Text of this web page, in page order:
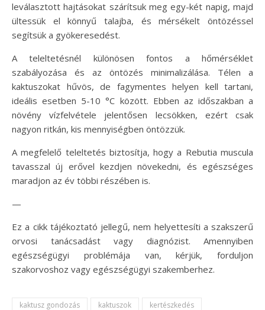
leválasztott hajtásokat szárítsuk meg egy-két napig, majd
ültessük el könnyű talajba, és mérsékelt öntözéssel
segítsük a gyökeresedést.
A teleltetésnél különösen fontos a hőmérséklet
szabályozása és az öntözés minimalizálása. Télen a
kaktuszokat hűvös, de fagymentes helyen kell tartani,
ideális esetben 5-10 °C között. Ebben az időszakban a
növény vízfelvétele jelentősen lecsökken, ezért csak
nagyon ritkán, kis mennyiségben öntözzük.
A megfelelő teleltetés biztosítja, hogy a Rebutia muscula
tavasszal új erővel kezdjen növekedni, és egészséges
maradjon az év többi részében is.
—
Ez a cikk tájékoztató jellegű, nem helyettesíti a szakszerű
orvosi tanácsadást vagy diagnózist. Amennyiben
egészségügyi problémája van, kérjük, forduljon
szakorvoshoz vagy egészségügyi szakemberhez.
kaktusz gondozás kaktuszok
kertészkedés